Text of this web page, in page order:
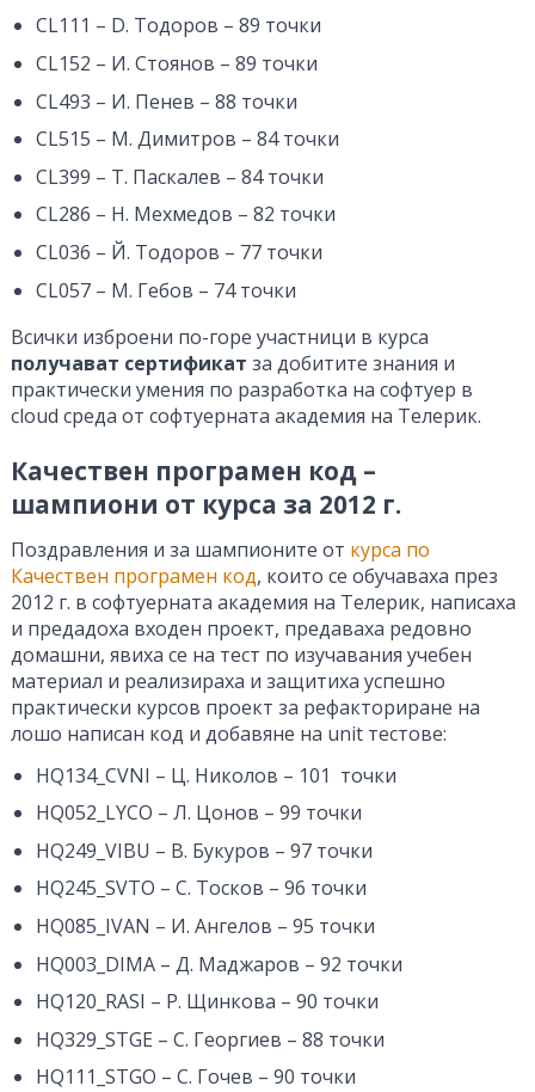
CL111 – D. Тодоров – 89 точки
CL152 – И. Стоянов – 89 точки
CL493 – И. Пенев – 88 точки
CL515 – М. Димитров – 84 точки
CL399 – Т. Паскалев – 84 точки
CL286 – Н. Мехмедов – 82 точки
CL036 – Й. Тодоров – 77 точки
CL057 – М. Гебов – 74 точки
Всички изброени по-горе участници в курса
получават сертификат за добитите знания и
практически умения по разработка на софтуер в
cloud среда от софтуерната академия на Телерик.
Качествен програмен код –
шампиони от курса за 2012 г.
Поздравления и за шампионите от курса по
Качествен програмен код, които се обучаваха през
2012 г. в софтуерната академия на Телерик, написаха
и предадоха входен проект, предаваха редовно
домашни, явиха се на тест по изучавания учебен
материал и реализираха и защитиха успешно
практически курсов проект за рефакториране на
лошо написан код и добавяне на unit тестове:
HQ134_CVNI – Ц. Николов – 101 точки
HQ052_LYCO – Л. Цонов – 99 точки
HQ249_VIBU – В. Букуров – 97 точки
HQ245_SVTO – С. Тосков – 96 точки
HQ085_IVAN – И. Ангелов – 95 точки
HQ003_DIMA – Д. Маджаров – 92 точки
HQ120_RASI – Р. Щинкова – 90 точки
HQ329_STGE – С. Георгиев – 88 точки
HQ111_STGO – С. Гочев – 90 точки